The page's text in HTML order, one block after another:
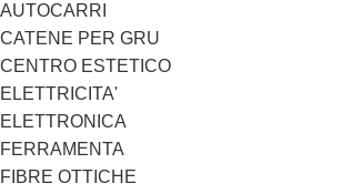
AUTOCARRI
CATENE PER GRU
CENTRO ESTETICO
ELETTRICITA'
ELETTRONICA
FERRAMENTA
FIBRE OTTICHE